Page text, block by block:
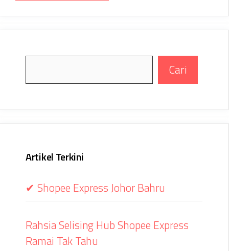
Cari
Artikel Terkini
✔ Shopee Express Johor Bahru
Rahsia Selising Hub Shopee Express
Ramai Tak Tahu